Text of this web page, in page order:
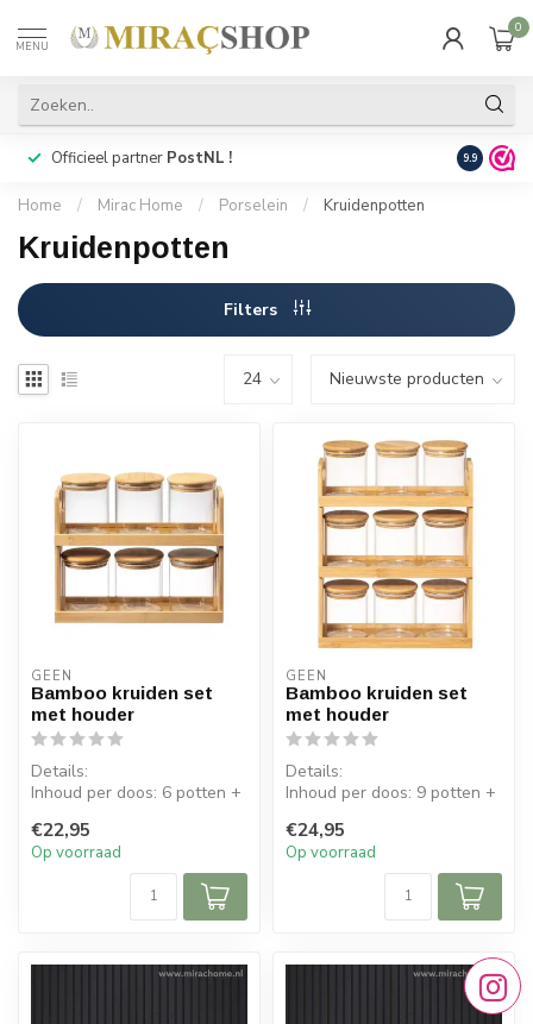
MENU
0
Officieel partner PostNL ! Snelle
9.9
Home / Mirac Home / Porselein / Kruidenpotten
Kruidenpotten
Filters
GEEN
Bamboo kruiden set
met houder
Details:
Inhoud per doos: 6 potten +
Afmeting potten: 8 x 9,5 cm
Afmet...
€22,95
Op voorraad
GEEN
Bamboo kruiden set
met houder
Details:
Inhoud per doos: 9 potten +
Afmeting potten: 8 x 9,5 cm
Afmet...
€24,95
Op voorraad